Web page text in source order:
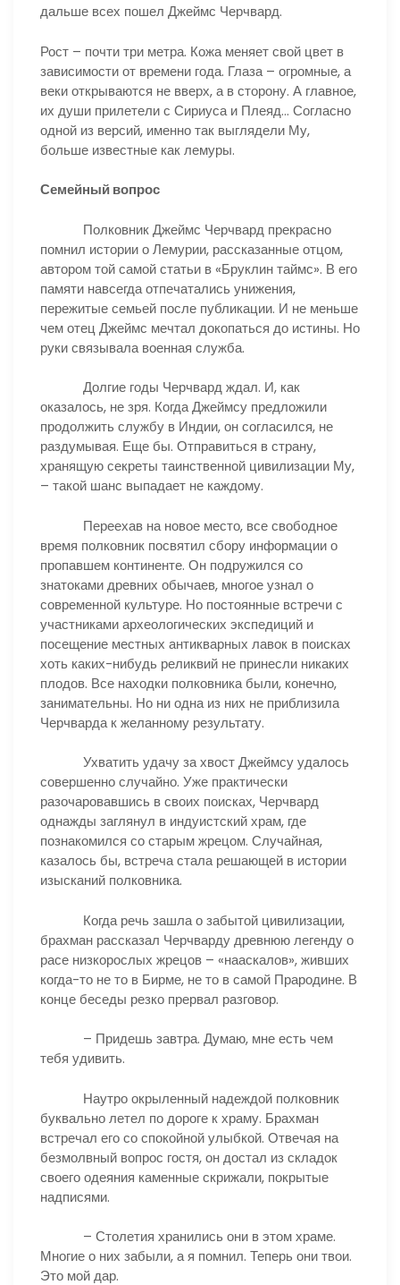
дальше всех пошел Джеймс Черчвард.
Рост – почти три метра. Кожа меняет свой цвет в
зависимости от времени года. Глаза – огромные, а
веки открываются не вверх, а в сторону. А главное,
их души прилетели с Сириуса и Плеяд… Согласно
одной из версий, именно так выглядели Му,
больше известные как лемуры.
Семейный вопрос
Полковник Джеймс Черчвард прекрасно
помнил истории о Лемурии, рассказанные отцом,
автором той самой статьи в «Бруклин таймс». В его
памяти навсегда отпечатались унижения,
пережитые семьей после публикации. И не меньше
чем отец Джеймс мечтал докопаться до истины. Но
руки связывала военная служба.
Долгие годы Черчвард ждал. И, как
оказалось, не зря. Когда Джеймсу предложили
продолжить службу в Индии, он согласился, не
раздумывая. Еще бы. Отправиться в страну,
хранящую секреты таинственной цивилизации Му,
– такой шанс выпадает не каждому.
Переехав на новое место, все свободное
время полковник посвятил сбору информации о
пропавшем континенте. Он подружился со
знатоками древних обычаев, многое узнал о
современной культуре. Но постоянные встречи с
участниками археологических экспедиций и
посещение местных антикварных лавок в поисках
хоть каких-нибудь реликвий не принесли никаких
плодов. Все находки полковника были, конечно,
занимательны. Но ни одна из них не приблизила
Черчварда к желанному результату.
Ухватить удачу за хвост Джеймсу удалось
совершенно случайно. Уже практически
разочаровавшись в своих поисках, Черчвард
однажды заглянул в индуистский храм, где
познакомился со старым жрецом. Случайная,
казалось бы, встреча стала решающей в истории
изысканий полковника.
Когда речь зашла о забытой цивилизации,
брахман рассказал Черчварду древнюю легенду о
расе низкорослых жрецов – «нааскалов», живших
когда-то не то в Бирме, не то в самой Прародине. В
конце беседы резко прервал разговор.
– Придешь завтра. Думаю, мне есть чем
тебя удивить.
Наутро окрыленный надеждой полковник
буквально летел по дороге к храму. Брахман
встречал его со спокойной улыбкой. Отвечая на
безмолвный вопрос гостя, он достал из складок
своего одеяния каменные скрижали, покрытые
надписями.
– Столетия хранились они в этом храме.
Многие о них забыли, а я помнил. Теперь они твои.
Это мой дар.